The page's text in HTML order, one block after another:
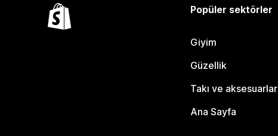
Popüler sektörler
Giyim
Güzellik
Takı ve aksesuarlar
Ana Sayfa